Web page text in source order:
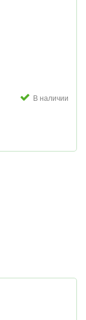
В наличии